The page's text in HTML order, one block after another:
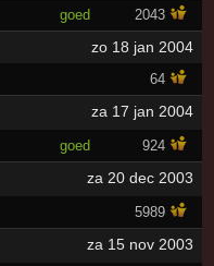
goed 2043
zo 18 jan 2004
64
za 17 jan 2004
goed 924
za 20 dec 2003
5989
za 15 nov 2003